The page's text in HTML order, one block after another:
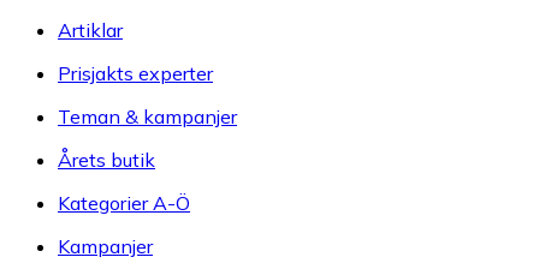
Artiklar
Prisjakts experter
Teman & kampanjer
Årets butik
Kategorier A-Ö
Kampanjer